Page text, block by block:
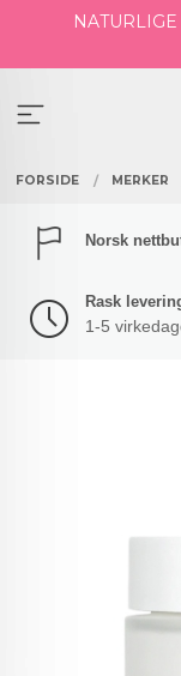
FORSIDE MERKER
Norsk
Rask
1-5